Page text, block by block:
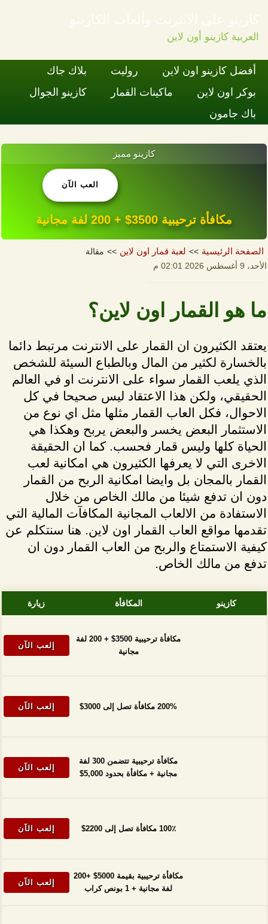
كازينو على الانترنت وألعاب الكازينو
العربية كازينو أون لاين
Skip to content
أفضل كازينو اون لاين روليت
بلاك جاك
بوكر اون لاين
ماكينات القمار
كازينو الجوال
باك جامون
كازينو مميز
العب الآن
مكافأة ترحيبية 3500$ + 200 لفة مجانية
الصفحة الرئيسية لعبة قمار اون لاين
مقالة
الأحد، 9 أغسطس 2026 02:01 م
ما هو القمار اون لاين؟
يعتقد الكثيرون ان القمار على الانترنت مرتبط دائما
بالخسارة لكثير من المال وبالطباع السيئة للشخص
الذي يلعب القمار سواء على الانترنت او في العالم
الحقيقي، ولكن هذا الاعتقاد ليس صحيحا في كل
الاحوال، فكل العاب القمار مثلها مثل اي نوع من
الاستثمار البعض يخسر والبعض يربح وهكذا هي
الحياة كلها وليس قمار فحسب. كما ان الحقيقة
الاخرى التي لا يعرفها الكثيرون هي امكانية لعب
القمار بالمجان بل وايضا امكانية الربح من القمار
دون ان تدفع شيئا من مالك الخاص من خلال
الاستفادة من الالعاب المجانية المكافآت المالية التي
تقدمها مواقع العاب القمار اون لاين. هنا سنتكلم عن
كيفية الاستمتاع والربح من العاب القمار دون ان
تدفع من مالك الخاص.
كازينو المكافأة زيارة
مكافأة ترحيبية 3500$ + 200 لفة
مجانية
إلعب الآن
200% مكافأة تصل إلى 3000$ إلعب الآن
مكافأة ترحيبية تتضمن 300 لفة
مجانية + مكافأة بحدود 5,000$
إلعب الآن
100٪ مكافأة تصل إلى 2200$ إلعب الآن
مكافأة ترحيبية بقيمة 5000$ +200
لفة مجانية + 1 بونص كراب
إلعب الآن